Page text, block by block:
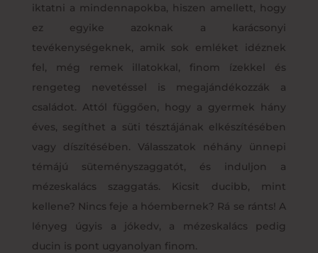
iktatni a mindennapokba, hiszen amellett, hogy
ez egyike azoknak a karácsonyi
tevékenységeknek, amik sok emléket idéznek
fel, még remek illatokkal, finom ízekkel és
rengeteg nevetéssel is megajándékozzák a
családot. Attól függően, hogy a gyermek hány
éves, segíthet a süti tésztájának elkészítésében
vagy díszítésében. Válasszatok néhány ünnepi
témájú süteményszaggatót, és induljon a
mézeskalács szaggatás. Kicsit ducibb, mint
kellene? Nincs feje a hóembernek? Rá se ránts! A
lényeg úgyis a jókedv, a mézeskalács pedig
ducin is pont ugyanolyan finom.